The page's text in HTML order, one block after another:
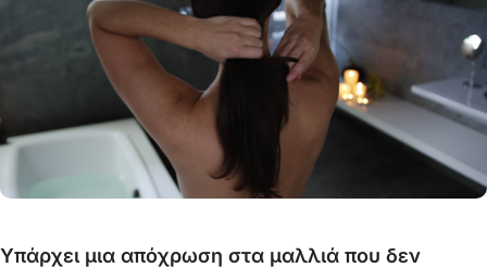
Υπάρχει μια απόχρωση στα μαλλιά που δεν